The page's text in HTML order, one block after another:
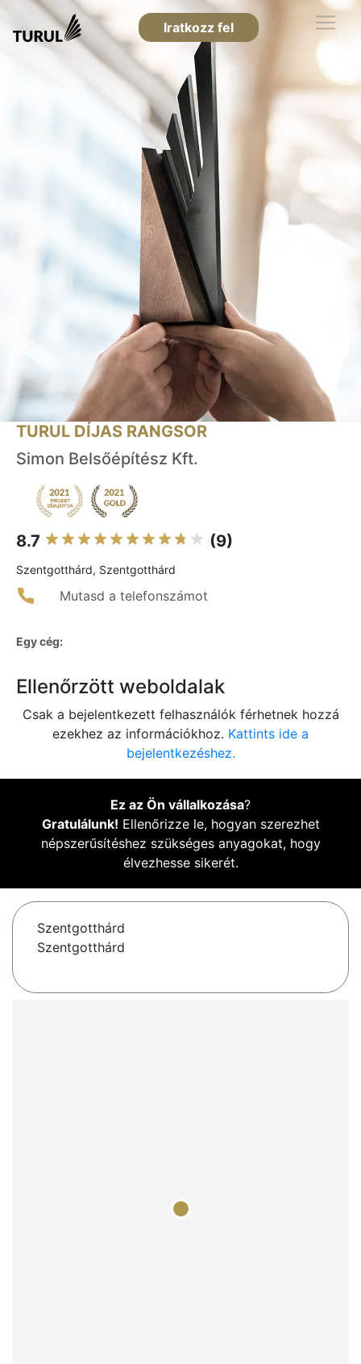
Iratkozz fel
TURUL DÍJAS RANGSOR
Simon Belsőépítész Kft.
8.7 (9)
Szentgotthárd, Szentgotthárd
Mutasd a telefonszámot
Egy cég:
Ellenőrzött weboldalak
Csak a bejelentkezett felhasználók férhetnek hozzá
ezekhez az információkhoz. Kattints ide a
bejelentkezéshez.
Ez az Ön vállalkozása?
Gratulálunk! Ellenőrizze le, hogyan szerezhet
népszerűsítéshez szükséges anyagokat, hogy
élvezhesse sikerét.
Szentgotthárd
Szentgotthárd